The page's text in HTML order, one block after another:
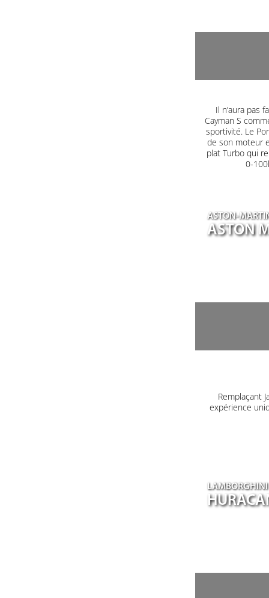
Il n’aura pas
Cayman S
sportivité. Le
de son moteur
plat Turbo qui
0-
ASTON-
ASTON
Remplaçant
expérience
LAMBORGHINI